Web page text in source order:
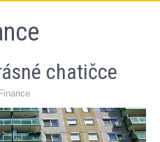
chatičce
Finance